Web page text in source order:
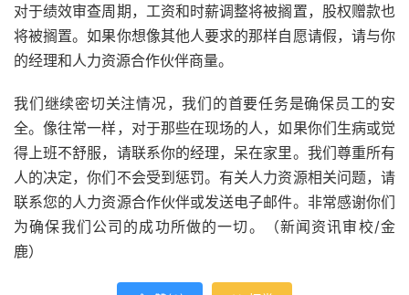
对于绩效审查周期，工资和时薪调整将被搁置，股权赠款也
将被搁置。如果你想像其他人要求的那样自愿请假，请与你
的经理和人力资源合作伙伴商量。
我们继续密切关注情况，我们的首要任务是确保员工的安
全。像往常一样，对于那些在现场的人，如果你们生病或觉
得上班不舒服，请联系你的经理，呆在家里。我们尊重所有
人的决定，你们不会受到惩罚。有关人力资源相关问题，请
联系您的人力资源合作伙伴或发送电子邮件。非常感谢你们
为确保我们公司的成功所做的一切。（新闻资讯审校/金
鹿）